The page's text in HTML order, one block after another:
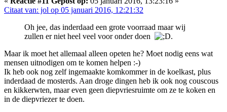
Citaat van: jol op 05 januari 2016, 12:21:32
Oh jee, das inderdaad een grote voorraad maar wij
zullen er niet heel veel voor onder doen
.
Maar ik moet het allemaal alleen opeten he? Moet nodig eens wat
mensen uitnodigen om te komen helpen :-)
Ik heb ook nog zelf ingemaakte komkommer in de koelkast, plus
inderdaad de mosterds. Aan droge dingen heb ik ook nog couscous
en kikkerwten, maar even geen diepvriesruimte om ze te koken en
in de diepvriezer te doen.